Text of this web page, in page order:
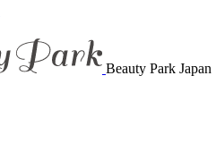
Beauty Park Japan